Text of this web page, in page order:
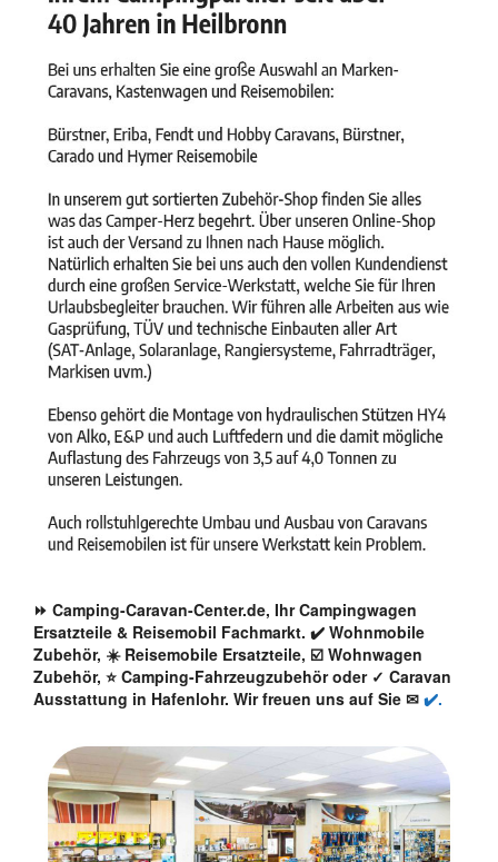
⏩ Camping-Caravan-Center.de, Ihr Campingwagen
Ersatzteile & Reisemobil Fachmarkt. ✔️ Wohnmobile
Zubehör, ☀️ Reisemobile Ersatzteile, ☑️ Wohnwagen
Zubehör, ⭐ Camping-Fahrzeugzubehör oder ✓ Caravan
Ausstattung in Hafenlohr. Wir freuen uns auf Sie ✉ ✔️.